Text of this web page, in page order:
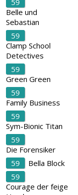
59
Belle und
Sebastian
59
Clamp School
Detectives
59
Green Green
59
Family Business
59
Sym-Bionic Titan
59
Die Forensiker
59
Bella Block
59
Courage der feige